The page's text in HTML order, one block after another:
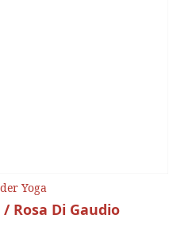
Yoga
/ Rosa Di Gaudio